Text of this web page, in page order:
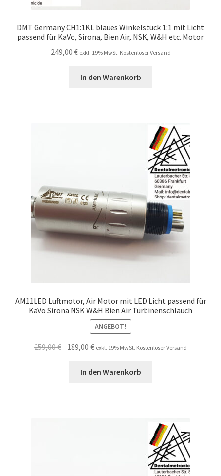
DMT Germany CH1:1KL blaues Winkelstück 1:1 mit Licht
passend für KaVo, Sirona, Bien Air, NSK, W&H etc. Motor
249,00 € exkl. 19% MwSt. Kostenloser Versand
In den Warenkorb
AM11LED Luftmotor, Air Motor mit LED Licht passend für
KaVo Sirona NSK W&H Bien Air Turbinenschlauch
ANGEBOT!
259,00€ Ursprünglicher
189,00€Aktueller
ist:
exkl. 19% MwSt. Kostenloser Versand
In den Warenkorb